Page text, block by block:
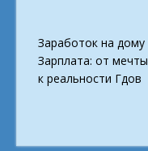
navigation
Заработок на дому
Зарплата: от мечты
к реальности Гдов